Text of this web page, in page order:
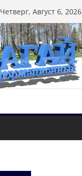
Четверг, Август 6, 2026